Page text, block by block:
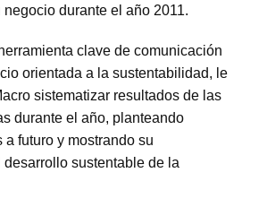
durante el año 2011.
clave de comunicación
orientada a la sustentabilidad, le
sistematizar resultados de las
durante el año, planteando
futuro y mostrando su
sustentable de la